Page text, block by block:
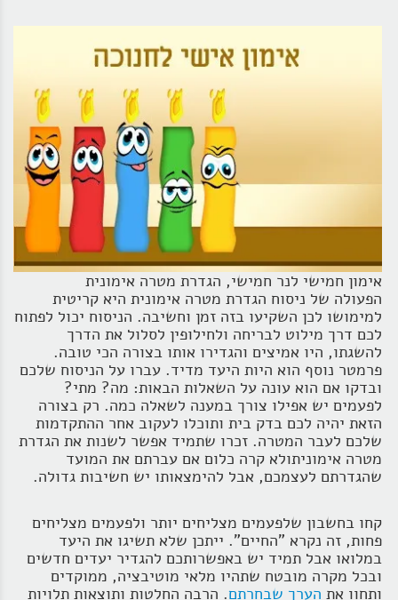
אימון חמישי לנר חמישי, הגדרת מטרה אימונית
הפעולה של ניסוח הגדרת מטרה אימונית היא קריטית
למימושו לכן השקיעו בזה זמן וחשיבה. הניסוח יכול לפתוח
לכם דרך מילוט לבריחה ולחילופין לסלול את הדרך
להשגתו, היו אמיצים והגדירו אותו בצורה הכי טובה.
פרמטר נוסף הוא היות היעד מדיד. עברו על הניסוח שלכם
ובדקו אם הוא עונה על השאלות הבאות: מה? מתי?
לפעמים יש אפילו צורך במענה לשאלה כמה. רק בצורה
הזאת יהיה לכם בדק בית ותוכלו לעקוב אחר ההתקדמות
שלכם לעבר המטרה. זכרו שתמיד אפשר לשנות את הגדרת
מטרה אימוניתולא קרה כלום אם עברתם את המועד
שהגדרתם לעצמכם, אבל להימצאותו יש חשיבות גדולה.
קחו בחשבון שלפעמים מצליחים יותר ולפעמים מצליחים
פחות, זה נקרא "החיים". ייתכן שלא תשיגו את היעד
במלואו אבל תמיד יש באפשרותכם להגדיר יעדים חדשים
ובכל מקרה מובטח שתהיו מלאי מוטיבציה, ממוקדים
ותחוו את הערך שבחרתם. הרבה החלטות ותוצאות תלויות